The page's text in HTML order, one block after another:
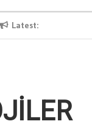
Latest